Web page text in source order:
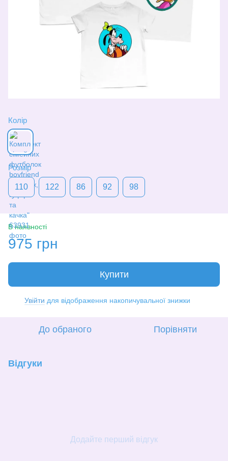
Колір
Розмір
110 122 86 92 98
В наявності
975 грн
Купити
Увійти для відображення накопичувальної знижки
До обраного Порівняти
Відгуки
Додайте перший відгук